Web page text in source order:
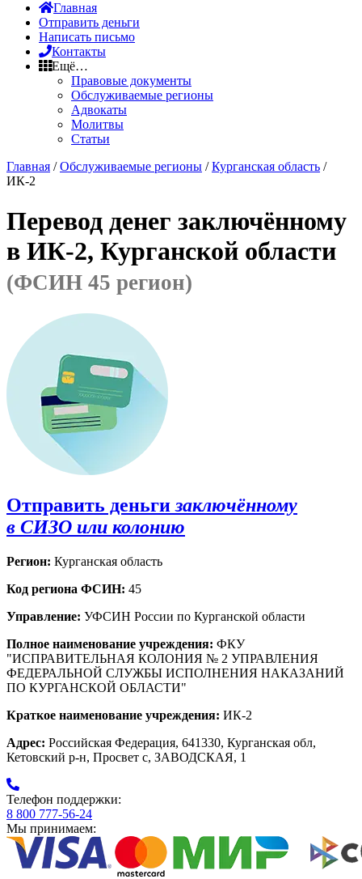
Главная
Отправить деньги
Написать письмо
Контакты
Ещё…
Правовые документы
Обслуживаемые регионы
Адвокаты
Молитвы
Статьи
Главная /Обслуживаемые регионы /Курганская область /
ИК-2
Перевод денег заключённому
в ИК-2, Курганской области
(ФСИН 45 регион)
Отправить деньги заключённому
в СИЗО или колонию
Регион: Курганская область
Код региона ФСИН: 45
Управление: УФСИН России по Курганской области
Полное наименование учреждения: ФКУ
"ИСПРАВИТЕЛЬНАЯ КОЛОНИЯ № 2 УПРАВЛЕНИЯ
ФЕДЕРАЛЬНОЙ СЛУЖБЫ ИСПОЛНЕНИЯ НАКАЗАНИЙ
ПО КУРГАНСКОЙ ОБЛАСТИ"
Краткое наименование учреждения: ИК-2
Адрес: Российская Федерация, 641330, Курганская обл,
Кетовский р-н, Просвет с, ЗАВОДСКАЯ, 1
Телефон поддержки:
8 800 777-56-24
Мы принимаем: